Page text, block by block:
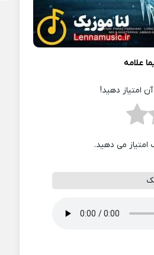
علامه
امتیاز دهید!
امتیاز می دهید.